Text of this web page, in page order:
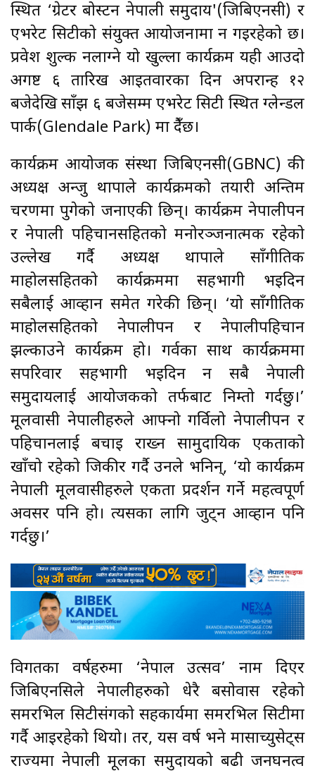
स्थित ‘ग्रेटर बोस्टन नेपाली समुदाय'(जिबिएनसी) र
एभरेट सिटीको संयुक्त आयोजनामा हुन गइरहेको छ।
प्रवेश शुल्क नलाग्ने यो खुल्ला कार्यक्रम यही आउदो
अगष्ट ६ तारिख आइतवारका दिन अपरान्ह १२
बजेदेखि साँझ ६ बजेसम्म एभरेट सिटी स्थित ग्लेन्डल
पार्क(Glendale Park) मा हुँदैछ।
कार्यक्रम आयोजक संस्था जिबिएनसी(GBNC) की
अध्यक्ष अन्जु थापाले कार्यक्रमको तयारी अन्तिम
चरणमा पुगेको जनाएकी छिन्। कार्यक्रम नेपालीपन
र नेपाली पहिचानसहितको मनोरञ्जनात्मक रहेको
उल्लेख गर्दै अध्यक्ष थापाले साँगीतिक
माहोलसहितको कार्यक्रममा सहभागी भइदिन
सबैलाई आव्हान समेत गरेकी छिन्। ‘यो साँगीतिक
माहोलसहितको नेपालीपन र नेपालीपहिचान
झल्काउने कार्यक्रम हो। गर्वका साथ कार्यक्रममा
सपरिवार सहभागी भइदिन हुन सबै नेपाली
समुदायलाई आयोजकको तर्फबाट निम्तो गर्दछु।’
मूलवासी नेपालीहरुले आफ्नो गर्विलो नेपालीपन र
पहिचानलाई बचाइ राख्न सामुदायिक एकताको
खाँचो रहेको जिकीर गर्दै उनले भनिन्, ‘यो कार्यक्रम
नेपाली मूलवासीहरुले एकता प्रदर्शन गर्ने महत्वपूर्ण
अवसर पनि हो। त्यसका लागि जुट्न आव्हान पनि
गर्दछु।’
विगतका वर्षहरुमा ‘नेपाल उत्सव’ नाम दिएर
जिबिएनसिले नेपालीहरुको धेरै बसोवास रहेको
समरभिल सिटीसंगको सहकार्यमा समरभिल सिटीमा
गर्दै आइरहेको थियो। तर, यस वर्ष भने मासाच्युसेट्स
राज्यमा नेपाली मूलका समुदायको बढी जनघनत्व